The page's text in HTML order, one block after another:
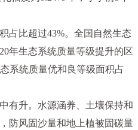
占比超过43%。全国自然生态
年生态系统质量等级提升的区
系统质量优和良等级面积占
有升。水源涵养、土壤保持和
防风固沙量和地上植被固碳量